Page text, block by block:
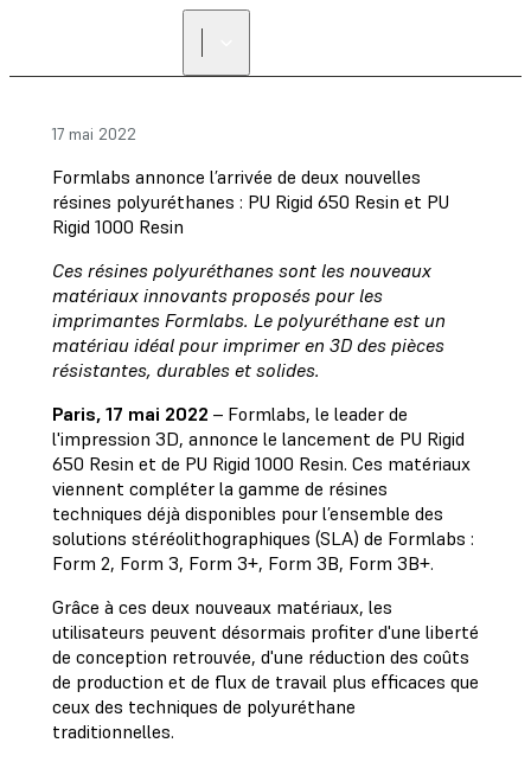
17 mai 2022
Formlabs annonce l’arrivée de deux nouvelles
résines polyuréthanes : PU Rigid 650 Resin et PU
Rigid 1000 Resin
Ces résines polyuréthanes sont les nouveaux
matériaux innovants proposés pour les
imprimantes Formlabs. Le polyuréthane est un
matériau idéal pour imprimer en 3D des pièces
résistantes, durables et solides.
Paris, 17 mai 2022 – Formlabs, le leader de
l'impression 3D, annonce le lancement de PU Rigid
650 Resin et de PU Rigid 1000 Resin. Ces matériaux
viennent compléter la gamme de résines
techniques déjà disponibles pour l’ensemble des
solutions stéréolithographiques (SLA) de Formlabs :
Form 2, Form 3, Form 3+, Form 3B, Form 3B+.
Grâce à ces deux nouveaux matériaux, les
utilisateurs peuvent désormais profiter d'une liberté
de conception retrouvée, d'une réduction des coûts
de production et de flux de travail plus efficaces que
ceux des techniques de polyuréthane
traditionnelles.